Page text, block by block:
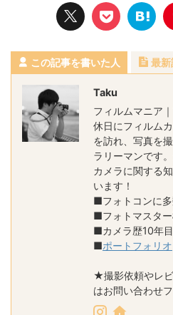
この記事を書いた人 最
Taku
フィルムマニア
休日にフィルム
を訪れ、写真を
ラリーマンです
カメラに関する
います！
■フォトコンに多
■フォトマスタ
■カメラ歴10年目
■ポートフォリオ
★撮影依頼やレ
はお問い合わせ